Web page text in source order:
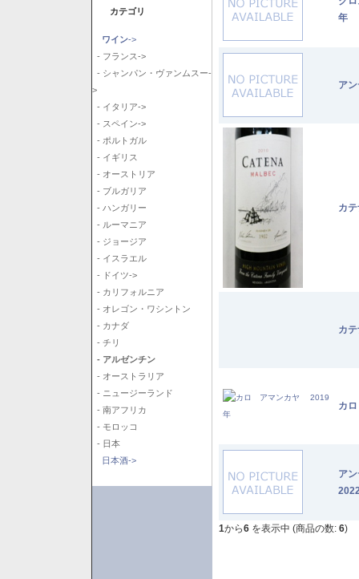
カテゴリ
ワイン->
- フランス->
- シャンパン・ヴァンムスー-
>
- イタリア->
- スペイン->
- ポルトガル
- イギリス
- オーストリア
- ブルガリア
- ハンガリー
- ルーマニア
- ジョージア
- イスラエル
- ドイツ->
- カリフォルニア
- オレゴン・ワシントン
- カナダ
- チリ
- アルゼンチン
- オーストラリア
- ニュージーランド
- 南アフリカ
- モロッコ
- 日本
日本酒->
年
ア
カ
カ
カ
ア
1から6 を表示中 (商品の数: 6)